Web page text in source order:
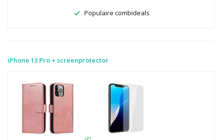
Populaire combideals
iPhone 13 Pro + screenprotector